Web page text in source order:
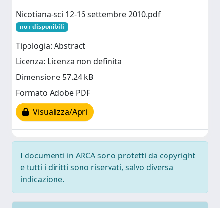
Nicotiana-sci 12-16 settembre 2010.pdf
non disponibili
Tipologia: Abstract
Licenza: Licenza non definita
Dimensione 57.24 kB
Formato Adobe PDF
Visualizza/Apri
I documenti in ARCA sono protetti da copyright
e tutti i diritti sono riservati, salvo diversa
indicazione.